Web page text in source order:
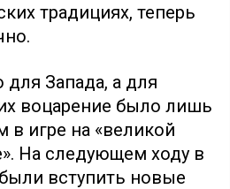
традициях, теперь
Запада, а для
воцарение было лишь
игре на «великой
На следующем ходу в
вступить новые